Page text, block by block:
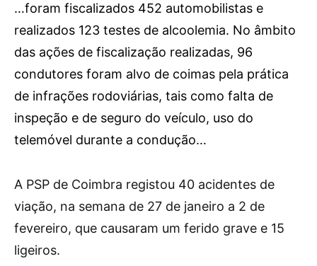
…foram fiscalizados 452 automobilistas e
realizados 123 testes de alcoolemia. No âmbito
das ações de fiscalização realizadas, 96
condutores foram alvo de coimas pela prática
de infrações rodoviárias, tais como falta de
inspeção e de seguro do veículo, uso do
telemóvel durante a condução…
A PSP de Coimbra registou 40 acidentes de
viação, na semana de 27 de janeiro a 2 de
fevereiro, que causaram um ferido grave e 15
ligeiros.